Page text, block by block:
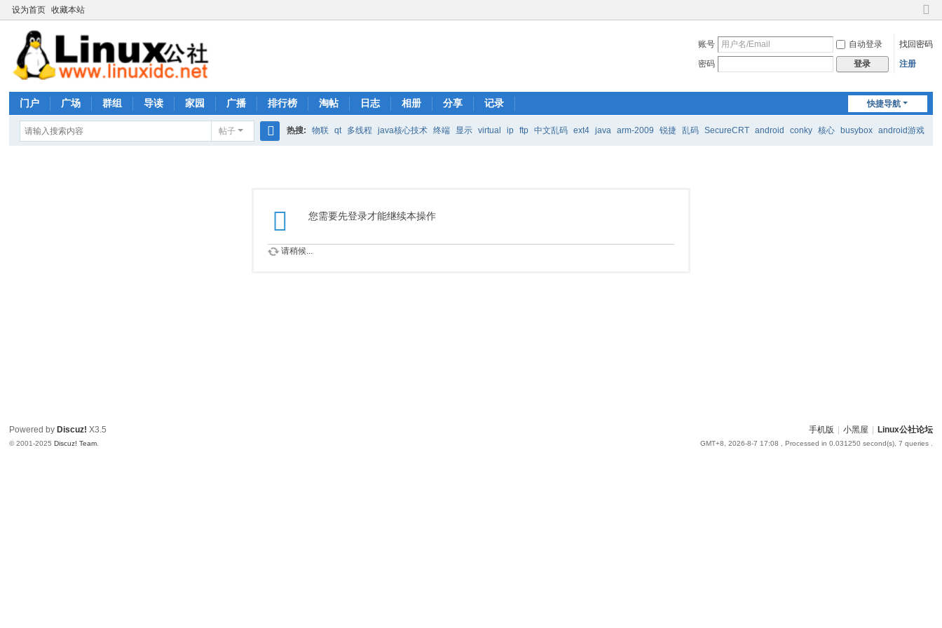
设为首页 收藏本站
切
到
账号 自动登录
找回密码
密码
登录 注册
快捷导航
门户 广场 群组 导读 家园 广播 排行榜 淘帖 日志 相册 分享 记录
帖子 热搜: 物联 qt 多线程 java核心技术 终端 显示 virtual ip ftp 中文乱码 ext4 java arm-2009 锐捷 乱码 SecureCRT android conky 核心 busybox android游戏
您需要先登录才能继续本操作
请稍候...
手机版 小黑屋 Linux公社论坛
GMT+8, 2026-8-7 17:08 , Processed in 0.031250 second(s), 7 queries .
Powered by Discuz! X3.5
© 2001-2025Discuz! Team